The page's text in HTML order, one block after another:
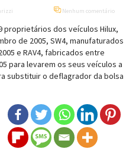
Nenhum comentário
proprietários dos veículos Hilux,
de 2005, SW4, manufaturados
e RAV4, fabricados entre
para levarem os seus veículos a
substituir o deflagrador da bolsa